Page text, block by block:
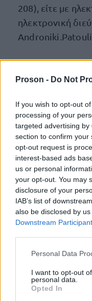
Proson - Do Not
If you wish to opt-out
processing of your
targeted advertising
section to confirm your
opt-out request is
interest-based ads
us or personal
your opt-out. You may
disclosure of your
IAB’s list of
also be disclosed by
Downstream
Please note that this
not limited to your visit
grant or deny consent
use your data for
Personal Data
I want to opt-out
personal data.
Opted In
208), είτε με
ηλεκτρονική
ΕΔΩ.
ΑΣΕΠ:
μόνο 2
ΑΣΕΠ: Εξ